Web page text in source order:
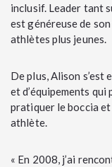
inclusif. Leader tant
est généreuse de
athlètes plus jeunes.
De plus, Alison s’est
et d’équipements
pratiquer le boccia
athlète.
« En 2008, j’ai